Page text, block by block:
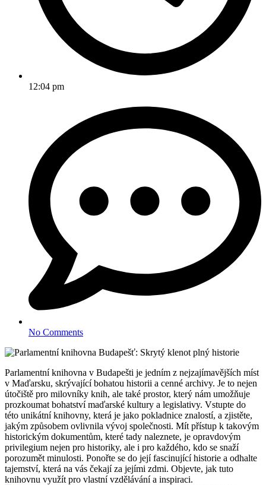
12:04 pm
No Comments
Parlamentní knihovna v Budapešti je jedním z nejzajímavějších míst
v Maďarsku, skrývající bohatou historii a cenné archivy. Je to nejen
útočiště pro milovníky knih, ale také prostor, který nám umožňuje
prozkoumat bohatství maďarské kultury a legislativy. Vstupte do
této unikátní knihovny, která je jako pokladnice znalostí, a zjistěte,
jakým způsobem ovlivnila vývoj společnosti. Mít přístup k takovým
historickým dokumentům, které tady naleznete, je opravdovým
privilegium nejen pro historiky, ale i pro každého, kdo se snaží
porozumět minulosti. Ponořte se do její fascinující historie a odhalte
tajemství, která na vás čekají za jejími zdmi. Objevte, jak tuto
knihovnu využít pro vlastní vzdělávání a inspiraci.